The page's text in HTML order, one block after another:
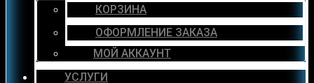
КОРЗИНА
ОФОРМЛЕНИЕ ЗАКАЗА
МОЙ АККАУНТ
УСЛУГИ